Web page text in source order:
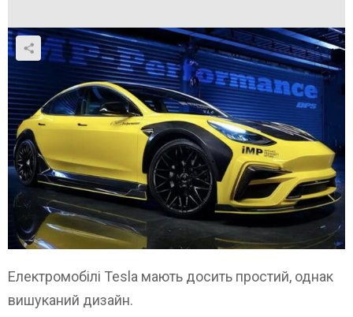
Електромобілі Tesla мають досить простий, однак
вишуканий дизайн.